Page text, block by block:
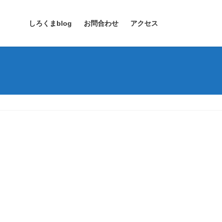
しろくまblog お問合わせ アクセス